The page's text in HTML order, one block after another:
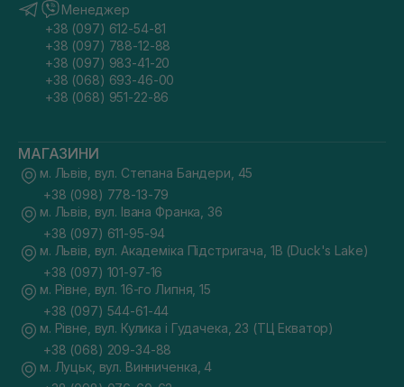
Менеджер
+38 (097) 612-54-81
+38 (097) 788-12-88
+38 (097) 983-41-20
+38 (068) 693-46-00
+38 (068) 951-22-86
МАГАЗИНИ
м. Львів, вул. Степана Бандери, 45
+38 (098) 778-13-79
м. Львів, вул. Івана Франка, 36
+38 (097) 611-95-94
м. Львів, вул. Академіка Підстригача, 1В (Duck's Lake)
+38 (097) 101-97-16
м. Рівне, вул. 16-го Липня, 15
+38 (097) 544-61-44
м. Рівне, вул. Кулика і Гудачека, 23 (ТЦ Екватор)
+38 (068) 209-34-88
м. Луцьк, вул. Винниченка, 4